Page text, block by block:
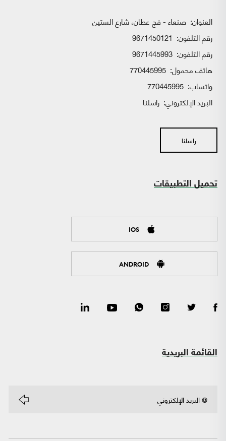
العنوان: صنعاء - فج عطان، شارع الستين
رقم التلفون: 9671450121
رقم التلفون: 9671445993
هاتف محمول: 770445995
واتساب:
البريد الإلكتروني: راسلنا
راسلنا
تحميل التطبيقات
IOS
ANDROID
القائمة البريدية